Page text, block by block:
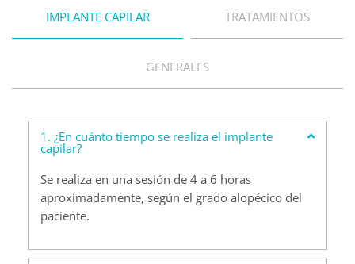
IMPLANTE CAPILAR TRATAMIENTOS
GENERALES
1. ¿En cuánto tiempo se realiza el implante
capilar?
Se realiza en una sesión de 4 a 6 horas
aproximadamente, según el grado alopécico del
paciente.